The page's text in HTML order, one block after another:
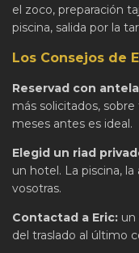
el zoco, preparación
piscina, salida por la
Los Consejos de
Reservad con
más solicitados,
meses antes es ideal.
Elegid un riad
un hotel. La piscina,
vosotras.
Contactad a Eric: un
del traslado al último